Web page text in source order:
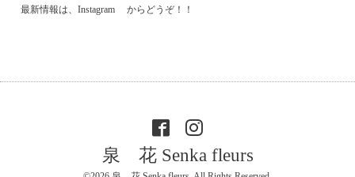
最新情報は、 Instagram からどうぞ！！
泉 花 Senka fleurs